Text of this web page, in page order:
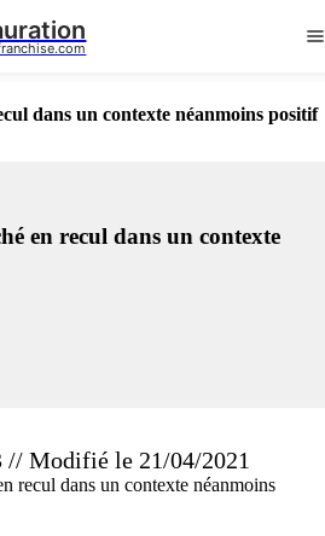
dans un contexte néanmoins positif
en recul dans un contexte
// Modifié le 21/04/2021